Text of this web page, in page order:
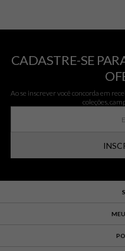
CADASTRE-SE
Ao se inscrever você concorda em
coleções,